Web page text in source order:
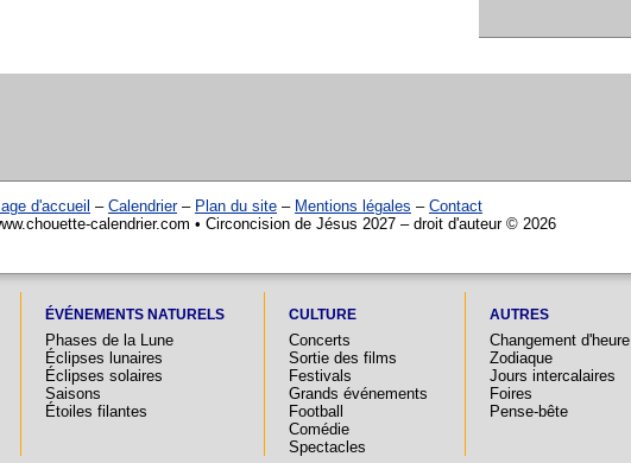
d'accueil – Calendrier– Plan du site – Mentions légales – Contact
calendrier.com • Circoncision de Jésus 2027 – droit d'auteur © 2026
ÉVÉNEMENTS NATURELS
Phases de la Lune
Éclipses lunaires
Éclipses solaires
Saisons
Étoiles filantes
CULTURE
Concerts
Sortie des films
Festivals
Grands événements
Football
Comédie
Spectacles
AUTRES
Changement d'heure
Zodiaque
Jours intercalaires
Foires
Pense-bête